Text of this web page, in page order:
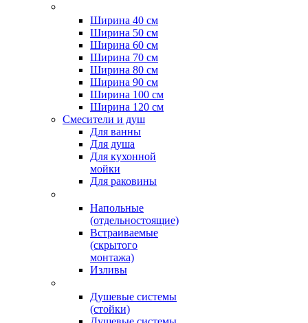
Ширина 40 см
Ширина 50 см
Ширина 60 см
Ширина 70 см
Ширина 80 см
Ширина 90 см
Ширина 100 см
Ширина 120 см
Смесители и душ
Для ванны
Для душа
Для кухонной
мойки
Для раковины
Напольные
(отдельностоящие)
Встраиваемые
(скрытого
монтажа)
Изливы
Душевые системы
(стойки)